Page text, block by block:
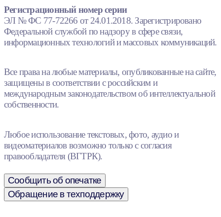
Регистрационный номер серии
ЭЛ № ФС 77-72266 от 24.01.2018. Зарегистрировано
Федеральной службой по надзору в сфере связи,
информационных технологий и массовых коммуникаций.
Все права на любые материалы, опубликованные на сайте,
защищены в соответствии с российским и
международным законодательством об интеллектуальной
собственности.
Любое использование текстовых, фото, аудио и
видеоматериалов возможно только с согласия
правообладателя (ВГТРК).
Сообщить об опечатке
Обращение в техподдержку